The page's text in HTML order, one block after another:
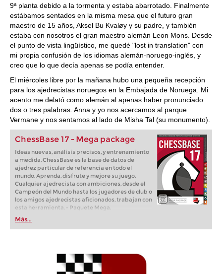
9ª planta debido a la tormenta y estaba abarrotado. Finalmente
estábamos sentados en la misma mesa que el futuro gran
maestro de 15 años, Aksel Bu Kvaløy y su padre, y también
estaba con nosotros el gran maestro alemán Leon Mons. Desde
el punto de vista lingüístico, me quedé "lost in translation" con
mi propia confusión de los idiomas alemán-noruego-inglés, y
creo que lo que decía apenas se podía entender.
El miércoles libre por la mañana hubo una pequeña recepción
para los ajedrecistas noruegos en la Embajada de Noruega. Mi
acento me delató como alemán al apenas haber pronunciado
dos o tres palabras. Anna y yo nos acercamos al parque
Vermane y nos sentamos al lado de Misha Tal (su monumento).
ChessBase 17 - Mega package
Ideas nuevas, análisis precisos, y entrenamiento
a medida. ChessBase es la base de datos de
ajedrez particular de referencia en todo el
mundo. Aprenda, disfrute y mejore su juego.
Cualquier ajedrecista con ambiciones, desde el
Campeón del Mundo hasta los jugadores de club o
los amigos ajedrecistas aficionados, trabajan con
esta herramienta. - Paquete Mega.
Más...